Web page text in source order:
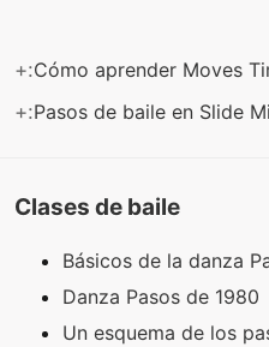
+:Cómo aprender Moves
+:Pasos de baile en Slide
Clases de baile
Básicos de la danza
Danza Pasos de 1980
Un esquema de los